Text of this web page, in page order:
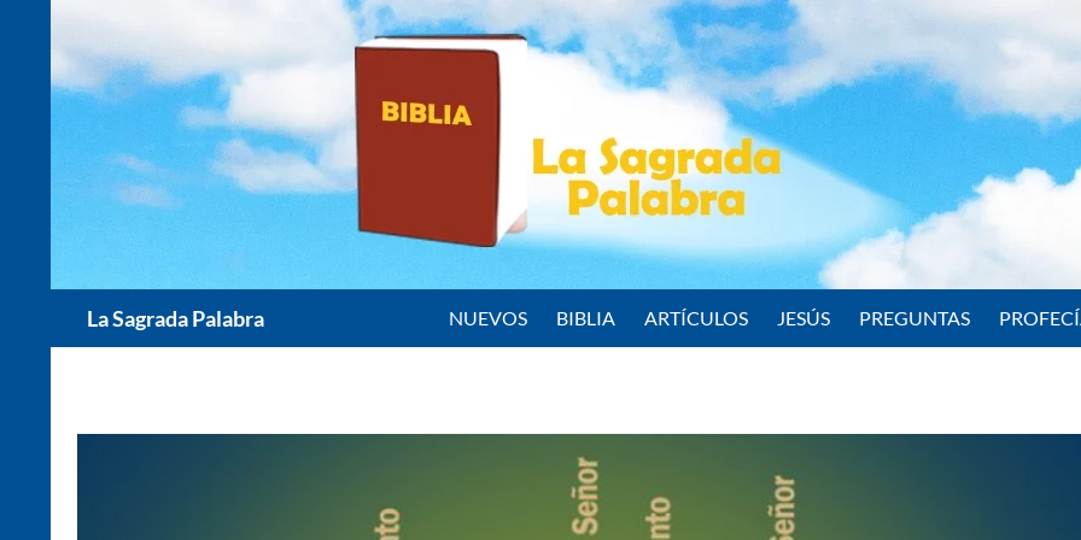
contenido
La Sagrada Palabra NUEVOS BIBLIA ARTÍCULOS JESÚS PREGUNTAS